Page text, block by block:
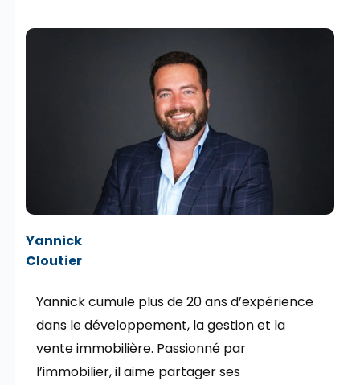
Yannick
Cloutier
Yannick cumule plus de 20 ans d’expérience
dans le développement, la gestion et la
vente immobilière. Passionné par
l’immobilier, il aime partager ses